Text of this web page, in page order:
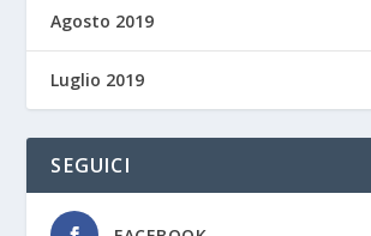
Agosto 2019
Luglio 2019
SEGUICI